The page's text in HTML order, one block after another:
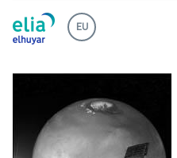
EU